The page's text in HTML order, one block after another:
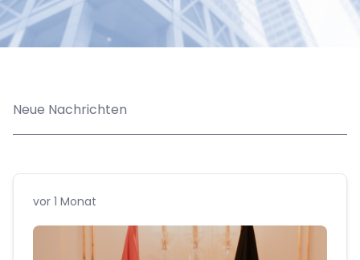
Neue Nachrichten
vor 1 Monat